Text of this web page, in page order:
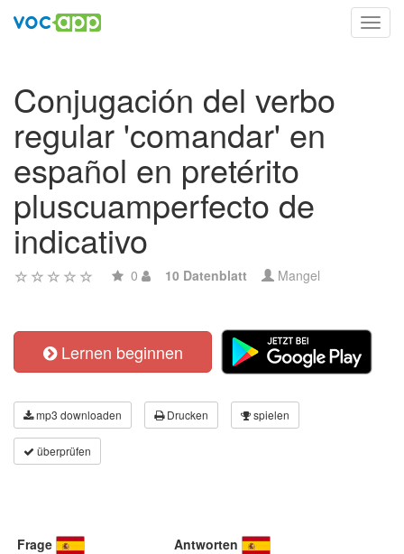
Conjugación del verbo
regular 'comandar' en
español en pretérito
pluscuamperfecto de
indicativo
0 10 Datenblatt Mangel
Lernen beginnen
mp3 downloaden Drucken spielen
überprüfen
Frage Antworten